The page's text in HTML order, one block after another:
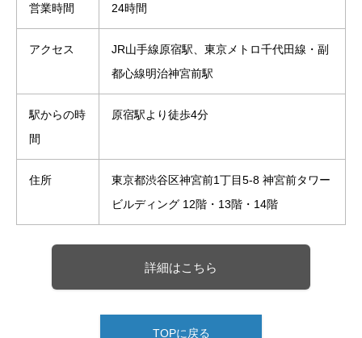
営業時間 24時間
アクセス
JR山手線原宿駅、東京メトロ千代田線・副
都心線明治神宮前駅
駅からの時
間
原宿駅より徒歩4分
住所
東京都渋谷区神宮前1丁目5-8 神宮前タワー
ビルディング 12階・13階・14階
詳細はこちら
TOPに戻る